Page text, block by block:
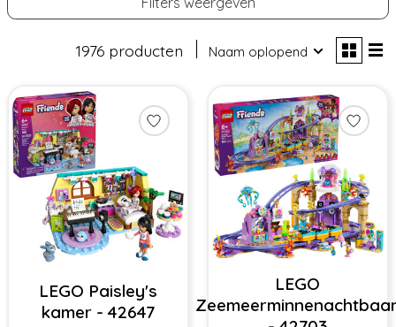
1976 producten Naam oplopend
LEGO Paisley's
kamer - 42647
LEGO